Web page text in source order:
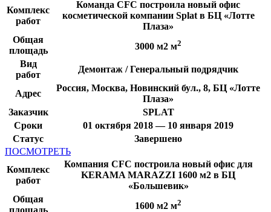
Комплекс
работ
Команда CFC построила новый офис
косметической компании Splat в БЦ «Лотте
Плаза»
Общая
площадь
3000 м2 м2
Вид
работ
Демонтаж / Генеральный подрядчик
Адрес
Россия, Москва, Новинский бул., 8, БЦ «Лотте
Плаза»
Заказчик
SPLAT
Сроки
01 октября 2018 — 10 января 2019
Статус
Завершено
ПОСМОТРЕТЬ
Комплекс
работ
Компания CFC построила новый офис для
KERAMA MARAZZI 1600 м2 в БЦ
«Большевик»
Общая
площадь
1600 м2 м2